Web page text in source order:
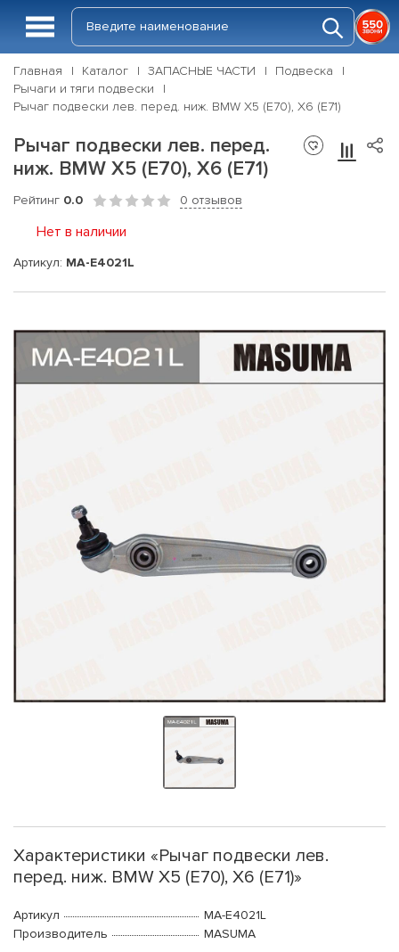
Главная Каталог ЗАПАСНЫЕ ЧАСТИ
Подвеска
Рычаги и тяги подвески
Рычаг подвески лев. перед. ниж. BMW X5 (E70), X6 (E71)
Рычаг подвески лев. перед.
ниж. BMW X5 (E70), X6 (E71)
Рейтинг 0.0 0 отзывов
Нет в наличии
Артикул: MA-E4021L
Характеристики «Рычаг подвески лев.
перед. ниж. BMW X5 (E70), X6 (E71)»
Артикул
MA-E4021L
Производитель
MASUMA